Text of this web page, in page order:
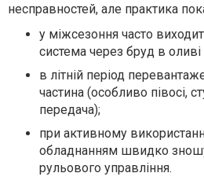
несправностей, але практика
у міжсезоння часто
система через бруд в
в літній період
частина (особливо півосі,
передача);
при активному
обладнанням швидко
рульового управління.